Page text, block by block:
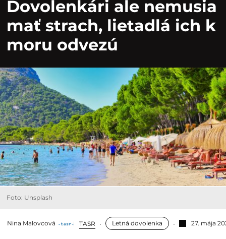
Dovolenkári ale nemusia
mať strach, lietadlá ich k
moru odvezú
Foto: Unsplash
Nina Malovcová TASR Letná dovolenka 27. mája